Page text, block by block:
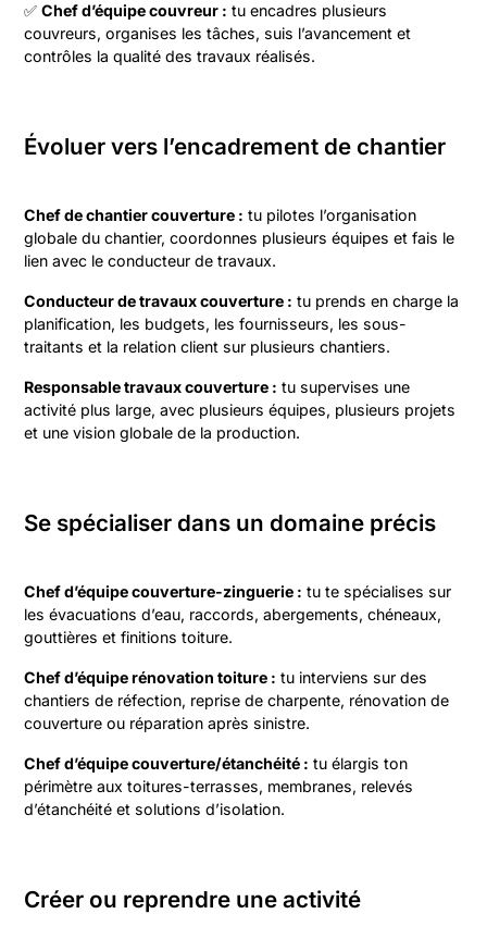
✅Chef d’équipe couvreur : tu encadres plusieurs
couvreurs, organises les tâches, suis l’avancement et
contrôles la qualité des travaux réalisés.
Évoluer vers l’encadrement de chantier
Chef de chantier couverture : tu pilotes l’organisation
globale du chantier, coordonnes plusieurs équipes et fais le
lien avec le conducteur de travaux.
Conducteur de travaux couverture : tu prends en charge la
planification, les budgets, les fournisseurs, les sous-
traitants et la relation client sur plusieurs chantiers.
Responsable travaux couverture : tu supervises une
activité plus large, avec plusieurs équipes, plusieurs projets
et une vision globale de la production.
Se spécialiser dans un domaine précis
Chef d’équipe couverture-zinguerie : tu te spécialises sur
les évacuations d’eau, raccords, abergements, chéneaux,
gouttières et finitions toiture.
Chef d’équipe rénovation toiture : tu interviens sur des
chantiers de réfection, reprise de charpente, rénovation de
couverture ou réparation après sinistre.
Chef d’équipe couverture/étanchéité : tu élargis ton
périmètre aux toitures-terrasses, membranes, relevés
d’étanchéité et solutions d’isolation.
Créer ou reprendre une activité